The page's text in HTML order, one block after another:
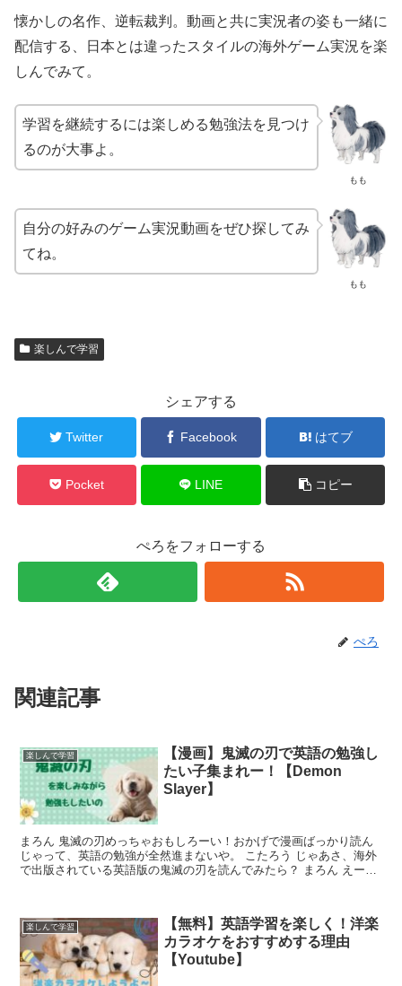
懐かしの名作、逆転裁判。動画と共に実況者の姿も一緒に
配信する、日本とは違ったスタイルの海外ゲーム実況を楽
しんでみて。
もも
学習を継続するには楽しめる勉強法を見つけ
るのが大事よ。
もも
自分の好みのゲーム実況動画をぜひ探してみ
てね。
楽しんで学習
シェアする
Twitter Facebook はてブ
Pocket LINE コピー
ぺろをフォローする
ぺろ
関連記事
楽しんで学習
【漫画】鬼滅の刃で英語の勉強し
たい子集まれー！【Demon
Slayer】
まろん 鬼滅の刃めっちゃおもしろーい！おかげで漫画ばっかり読ん
じゃって、英語の勉強が全然進まないや。 こたろう じゃあさ、海外
で出版されている英語版の鬼滅の刃を読んでみたら？ まろん えー？
楽しんで学習
【無料】英語学習を楽しく！洋楽
カラオケをおすすめする理由
【Youtube】